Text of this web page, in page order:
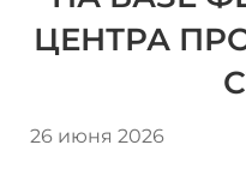
ЦЕНТРА
26 июня 2026